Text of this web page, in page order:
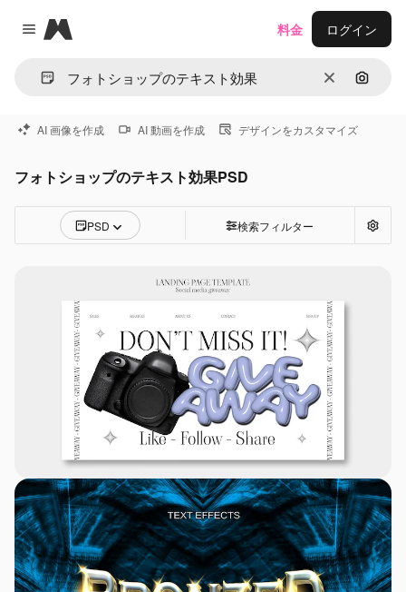
Close menu
Magnific
消去 画像で
料金 ログイン
AI 画像を作成 AI 動画を作成 デザインをカスタマイズ
フォトショップのテキスト効果PSD
PSD 検索フィルター